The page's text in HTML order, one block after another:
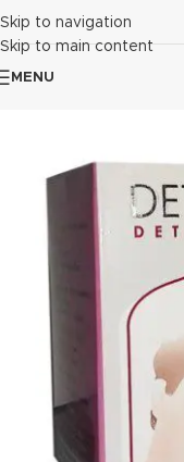
Skip to navigation
Skip to main content
MENU